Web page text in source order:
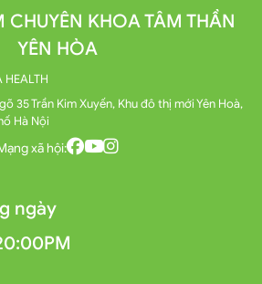
CHUYÊN KHOA TÂM THẦN
YÊN HÒA
HEALTH
35 Trần Kim Xuyến, Khu đô thị mới Yên Hoà,
Hà Nội
xã hội:
ngày